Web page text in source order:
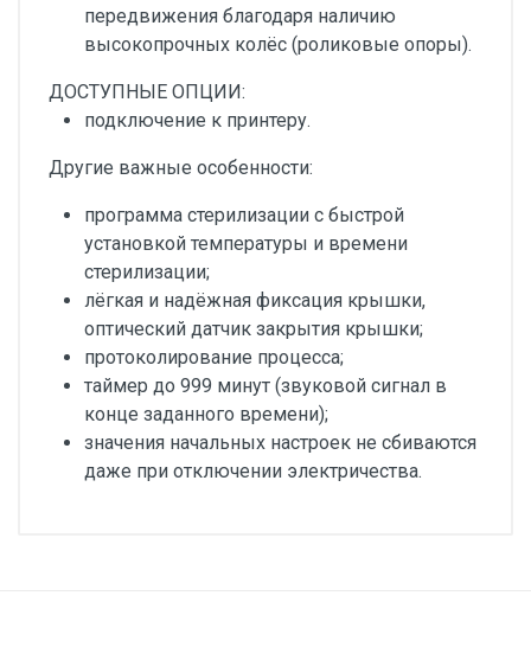
передвижения благодаря наличию
высокопрочных колёс (роликовые опоры).
ДОСТУПНЫЕ ОПЦИИ:
подключение к принтеру.
Другие важные особенности:
программа стерилизации с быстрой
установкой температуры и времени
стерилизации;
лёгкая и надёжная фиксация крышки,
оптический датчик закрытия крышки;
протоколирование процесса;
таймер до 999 минут (звуковой сигнал в
конце заданного времени);
значения начальных настроек не сбиваются
даже при отключении электричества.